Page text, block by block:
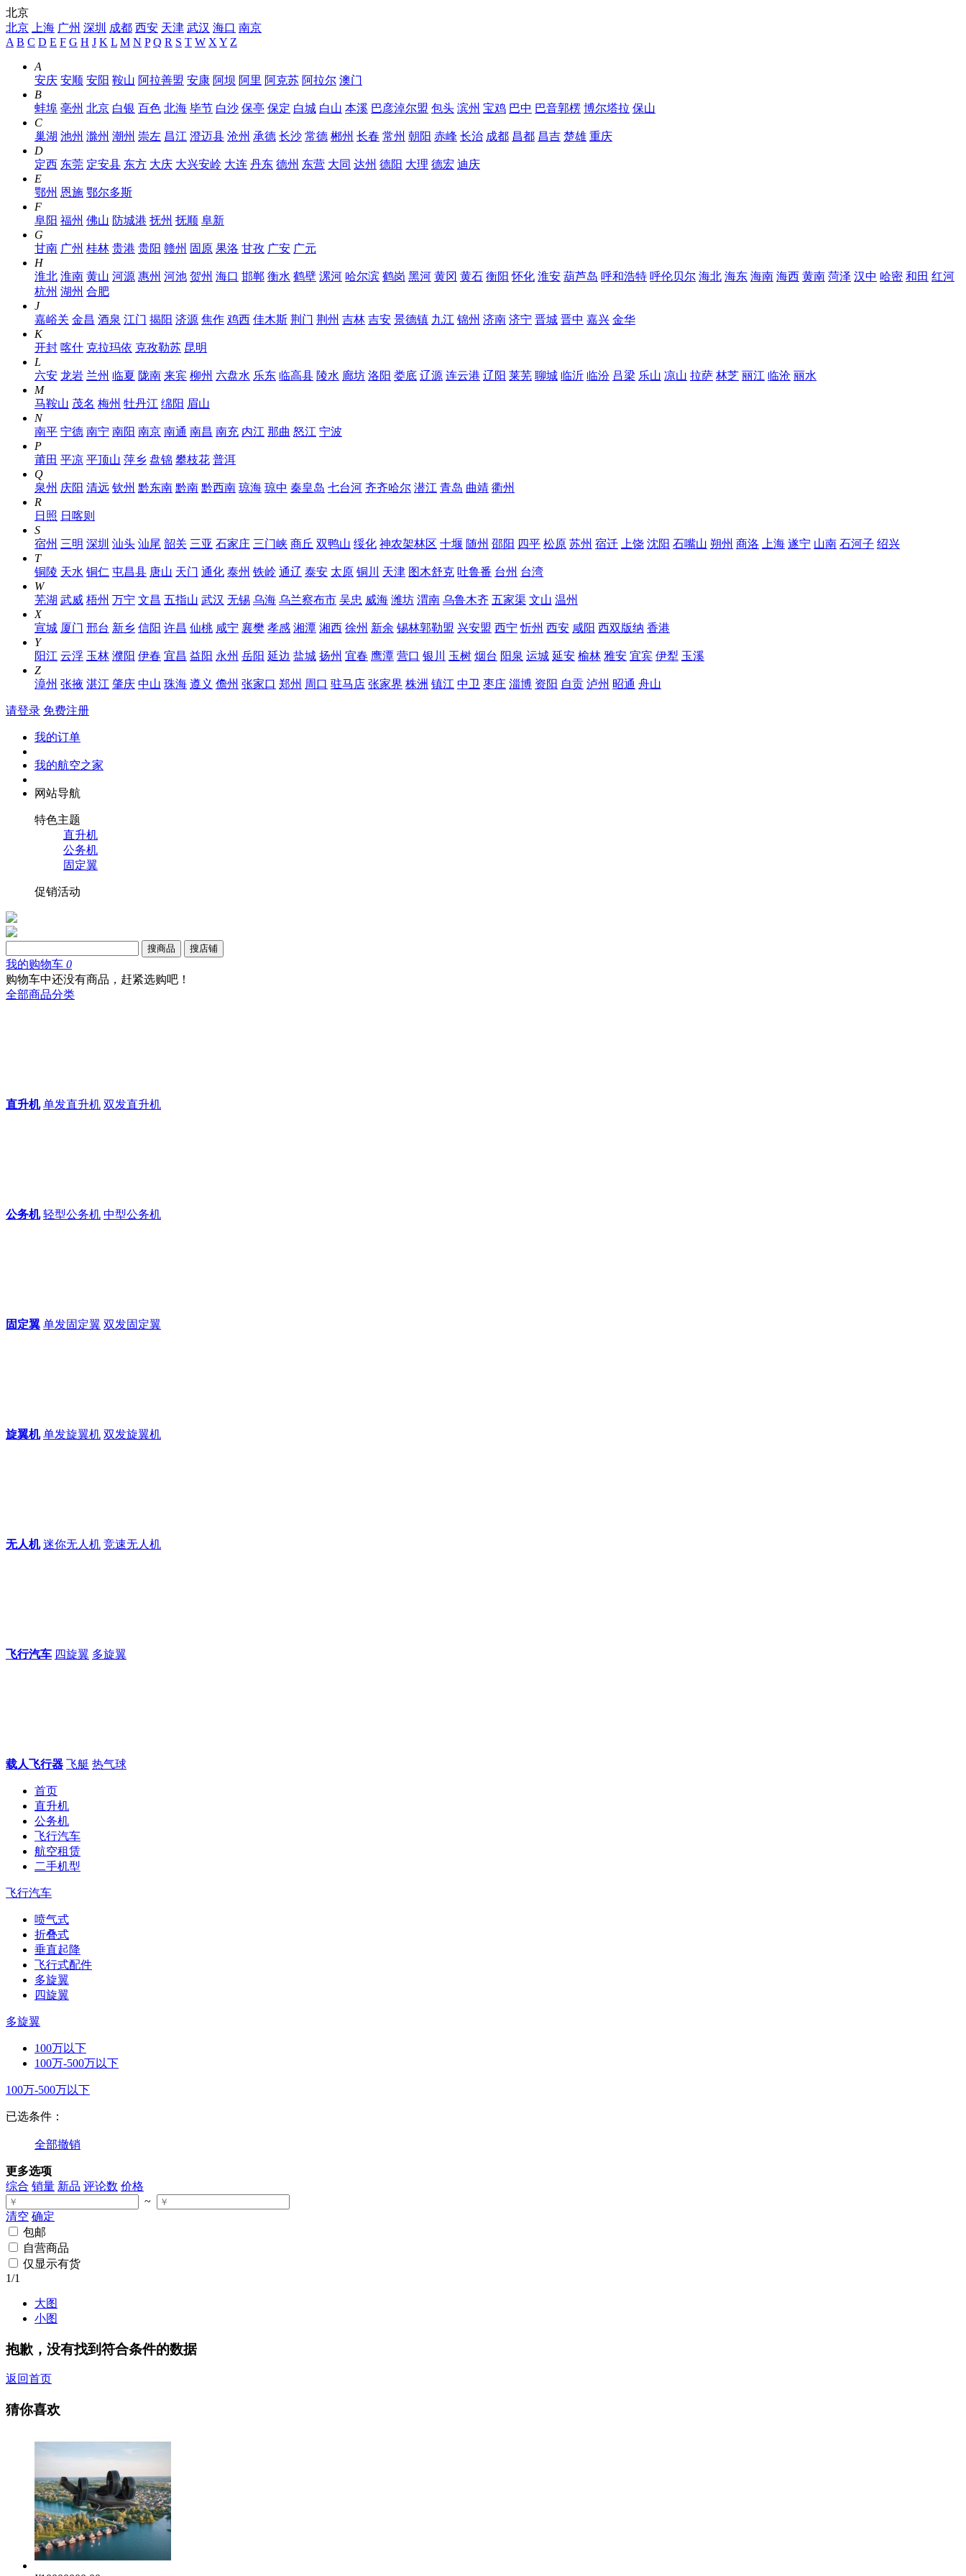
北京
北京
上海 广州 深圳 成都 西安 天津 武汉 海口 南京
A B C D E F G H J K L M N P Q R S T W X Y Z
A
安庆 安顺 安阳 鞍山 阿拉善盟 安康 阿坝 阿里 阿克苏 阿拉尔 澳门
B
蚌埠 亳州 北京 白银 百色 北海 毕节 白沙 保亭 保定 白城 白山 本溪 巴彦淖尔盟 包头 滨州 宝鸡 巴中 巴音郭楞 博尔塔拉 保山
C
巢湖 池州 滁州 潮州 崇左 昌江 澄迈县 沧州 承德 长沙 常德 郴州 长春 常州 朝阳 赤峰 长治 成都 昌都 昌吉 楚雄 重庆
D
定西 东莞 定安县 东方 大庆 大兴安岭 大连 丹东 德州 东营 大同 达州 德阳 大理 德宏 迪庆
E
鄂州 恩施 鄂尔多斯
F
阜阳 福州 佛山 防城港 抚州 抚顺 阜新
G
甘南 广州 桂林 贵港 贵阳 赣州 固原 果洛 甘孜 广安 广元
H
淮北 淮南 黄山 河源 惠州 河池 贺州 海口 邯郸 衡水 鹤壁 漯河 哈尔滨 鹤岗 黑河 黄冈 黄石 衡阳 怀化 淮安 葫芦岛 呼和浩特 呼伦贝尔 海北 海东 海南 海西 黄南 菏泽 汉中 哈密 和田 红河
杭州 湖州 合肥
J
嘉峪关 金昌 酒泉 江门 揭阳 济源 焦作 鸡西 佳木斯 荆门 荆州 吉林 吉安 景德镇 九江 锦州 济南 济宁 晋城 晋中 嘉兴 金华
K
开封 喀什 克拉玛依 克孜勒苏 昆明
L
六安 龙岩 兰州 临夏 陇南 来宾 柳州 六盘水 乐东 临高县 陵水 廊坊 洛阳 娄底 辽源 连云港 辽阳 莱芜 聊城 临沂 临汾 吕梁 乐山 凉山 拉萨 林芝 丽江 临沧 丽水
M
马鞍山 茂名 梅州 牡丹江 绵阳 眉山
N
南平 宁德 南宁 南阳 南京 南通 南昌 南充 内江 那曲 怒江 宁波
P
莆田 平凉 平顶山 萍乡 盘锦 攀枝花 普洱
Q
泉州 庆阳 清远 钦州 黔东南 黔南 黔西南 琼海 琼中 秦皇岛 七台河 齐齐哈尔 潜江 青岛 曲靖 衢州
R
日照 日喀则
S
宿州 三明 深圳 汕头 汕尾 韶关 三亚 石家庄 三门峡 商丘 双鸭山 绥化 神农架林区 十堰 随州 邵阳 四平 松原 苏州 宿迁 上饶 沈阳 石嘴山 朔州 商洛 上海 遂宁 山南 石河子 绍兴
T
铜陵 天水 铜仁 屯昌县 唐山 天门 通化 泰州 铁岭 通辽 泰安 太原 铜川 天津 图木舒克 吐鲁番 台州 台湾
W
芜湖 武威 梧州 万宁 文昌 五指山 武汉 无锡 乌海 乌兰察布市 吴忠 威海 潍坊 渭南 乌鲁木齐 五家渠 文山 温州
X
宣城 厦门 邢台 新乡 信阳 许昌 仙桃 咸宁 襄樊 孝感 湘潭 湘西 徐州 新余 锡林郭勒盟 兴安盟 西宁 忻州 西安 咸阳 西双版纳 香港
Y
阳江 云浮 玉林 濮阳 伊春 宜昌 益阳 永州 岳阳 延边 盐城 扬州 宜春 鹰潭 营口 银川 玉树 烟台 阳泉 运城 延安 榆林 雅安 宜宾 伊犁 玉溪
Z
漳州 张掖 湛江 肇庆 中山 珠海 遵义 儋州 张家口 郑州 周口 驻马店 张家界 株洲 镇江 中卫 枣庄 淄博 资阳 自贡 泸州 昭通 舟山
请登录 免费注册
我的订单
我的航空之家
网站导航
特色主题
直升机
公务机
固定翼
促销活动
搜商品 搜店铺
我的购物车 0
购物车中还没有商品，赶紧选购吧！
全部商品分类
直升机 单发直升机 双发直升机
公务机 轻型公务机 中型公务机
固定翼 单发固定翼 双发固定翼
旋翼机 单发旋翼机 双发旋翼机
无人机 迷你无人机 竞速无人机
飞行汽车 四旋翼 多旋翼
载人飞行器 飞艇 热气球
首页
直升机
公务机
飞行汽车
航空租赁
二手机型
飞行汽车
喷气式
折叠式
垂直起降
飞行式配件
多旋翼
四旋翼
多旋翼
100万以下
100万-500万以下
100万-500万以下
已选条件：
全部撤销
更多选项
综合 销量 新品 评论数 价格
~
清空 确定
包邮
自营商品
仅显示有货
1/1
大图
小图
抱歉，没有找到符合条件的数据
返回首页
猜你喜欢